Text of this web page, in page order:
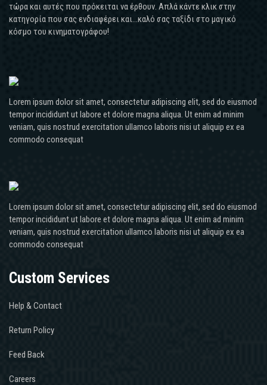
τώρα και αυτές που πρόκειται να έρθουν. Απλά κάντε κλικ στην
κατηγορία που σας ενδιαφέρει και...καλό σας ταξίδι στο μαγικό
κόσμο του κινηματογράφου!
Lorem ipsum dolor sit amet, consectetur adipiscing elit, sed do eiusmod
tempor incididunt ut labore et dolore magna aliqua. Ut enim ad minim
veniam, quis nostrud exercitation ullamco laboris nisi ut aliquip ex ea
commodo consequat
Lorem ipsum dolor sit amet, consectetur adipiscing elit, sed do eiusmod
tempor incididunt ut labore et dolore magna aliqua. Ut enim ad minim
veniam, quis nostrud exercitation ullamco laboris nisi ut aliquip ex ea
commodo consequat
Custom Services
Help & Contact
Return Policy
Feed Back
Careers